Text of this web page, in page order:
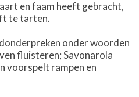
en faam heeft gebracht,
te tarten.
onder woorden
fluisteren; Savonarola
voorspelt rampen en